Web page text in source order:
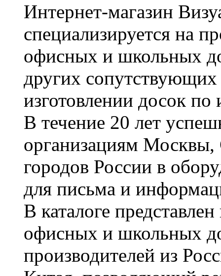
Интернет-магазин
специализируется на
офисных и школьных
других сопутствующих
изготовлении досок по
В течение 20 лет
организациям Москвы,
городов России в
для письма и
В каталоге
офисных и школьных
производителей из